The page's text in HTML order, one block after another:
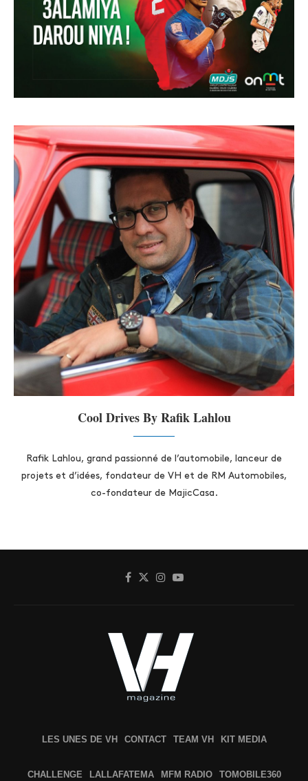
Cool Drives By Rafik Lahlou
Rafik Lahlou, grand passionné de l’automobile, lanceur de
projets et d’idées, fondateur de VH et de RM Automobiles,
co-fondateur de MajicCasa.
LES UNES DE VH CONTACT TEAM VH KIT MEDIA
CHALLENGE LALLAFATEMA MFM RADIO TOMOBILE360